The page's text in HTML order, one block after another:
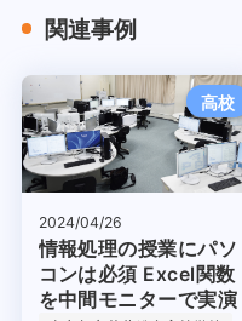
関連事例
高校
2024/04/26
情報処理の授業にパソ
コンは必須 Excel関数
を中間モニターで実演